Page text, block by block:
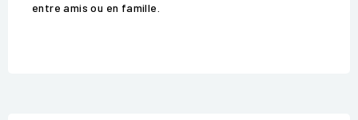
entre amis ou en famille.